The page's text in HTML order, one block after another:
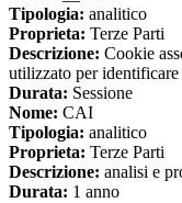
Tipologia: analitico
Proprieta: Terze Parti
Descrizione: Cookie
utilizzato per
Durata: Sessione
Nome: CAI
Tipologia: analitico
Proprieta: Terze Parti
Descrizione: analisi e
Durata: 1 anno